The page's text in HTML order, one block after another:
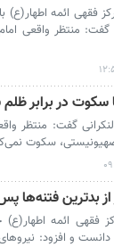
فقهی ائمه اطهار(ع)
گفت: منتظر واقعی
سکوت در برابر
گفت: منتظر
صهیونیستی، سکوت
بدترین فتنه‌ها
فقهی ائمه اطهار(ع)
دانست و افزود: